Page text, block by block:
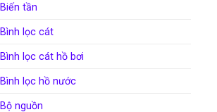
Biến tần
Bình lọc cát
Bình lọc cát hồ bơi
Bình lọc hồ nước
Bộ nguồn